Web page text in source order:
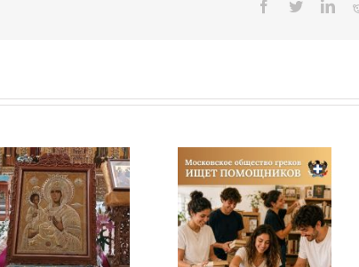
Facebook
Twitter